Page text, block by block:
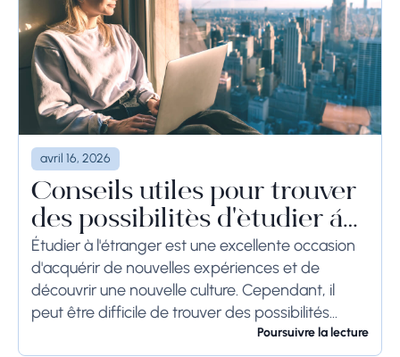
avril 16, 2026
Conseils utiles pour trouver
des possibilités d'étudier à
l'étranger
Étudier à l'étranger est une excellente occasion
d'acquérir de nouvelles expériences et de
découvrir une nouvelle culture. Cependant, il
peut être difficile de trouver des possibilités
d'étudier à l'étranger. Il existe de nombreux
Poursuivre la lecture